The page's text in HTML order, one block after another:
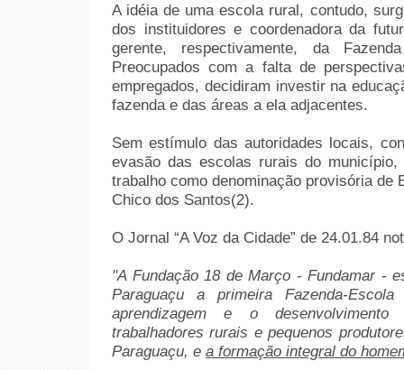
A idéia de uma escola rural, contudo,
dos instituidores e coordenadora da
gerente, respectivamente, da
Preocupados com a falta de
empregados, decidiram investir na
fazenda e das áreas a ela adjacentes.
Sem estímulo das autoridades locais,
evasão das escolas rurais do
trabalho como denominação provisória de
Chico dos Santos(2).
O Jornal “A Voz da Cidade” de 24.01.84
"A Fundação 18 de Março - Fundamar -
Paraguaçu a primeira Fazenda-
aprendizagem e o
trabalhadores rurais e pequenos
Paraguaçu, e a formação integral do